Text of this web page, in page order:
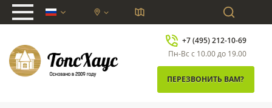
chevron_down
+7 (495) 212-10-69
Пн-Вс с 10.00 до 19.00
ПЕРЕЗВОНИТЬ ВАМ?